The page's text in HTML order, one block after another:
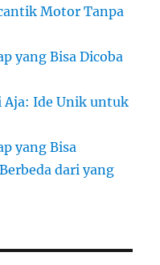
Motor Tanpa
yang Bisa Dicoba
Aja: Ide Unik untuk
yang Bisa
dari yang